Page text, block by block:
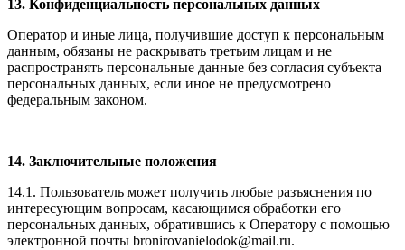
13. Конфиденциальность персональных данных
Оператор и иные лица, получившие доступ к персональным
данным, обязаны не раскрывать третьим лицам и не
распространять персональные данные без согласия субъекта
персональных данных, если иное не предусмотрено
федеральным законом.
14. Заключительные положения
14.1. Пользователь может получить любые разъяснения по
интересующим вопросам, касающимся обработки его
персональных данных, обратившись к Оператору с помощью
электронной почты bronirovanielodok@mail.ru.